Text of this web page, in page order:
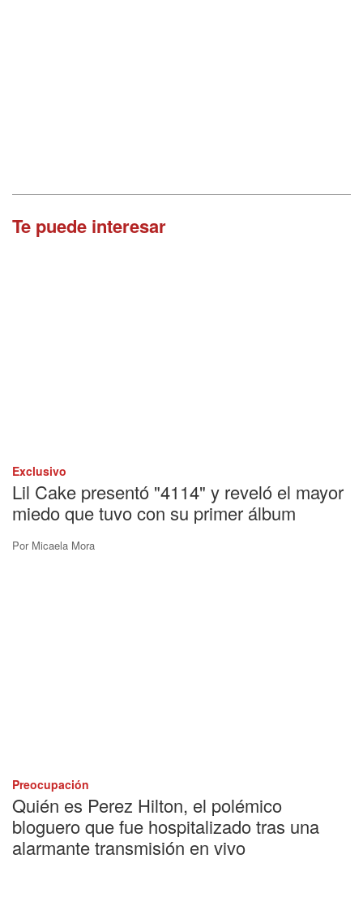
Te puede interesar
Exclusivo
Lil Cake presentó "4114" y reveló el mayor
miedo que tuvo con su primer álbum
Por Micaela Mora
Preocupación
Quién es Perez Hilton, el polémico
bloguero que fue hospitalizado tras una
alarmante transmisión en vivo